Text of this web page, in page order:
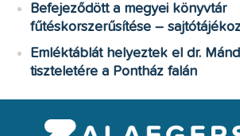
Befejeződött a megyei könyvtár
fűtéskorszerűsítése –
Emléktáblát helyeztek el dr.
tiszteletére a Pontház falán